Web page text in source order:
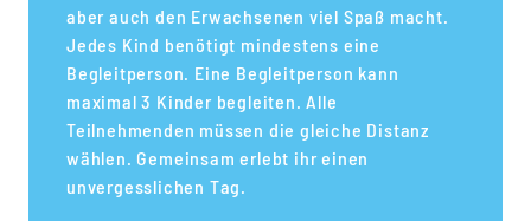
aber auch den Erwachsenen viel Spaß macht.
Jedes Kind benötigt mindestens eine
Begleitperson. Eine Begleitperson kann
maximal 3 Kinder begleiten. Alle
Teilnehmenden müssen die gleiche Distanz
wählen. Gemeinsam erlebt ihr einen
unvergesslichen Tag.